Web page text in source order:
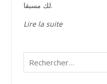
لك مسبقا.
Lire la suite
Rechercher :